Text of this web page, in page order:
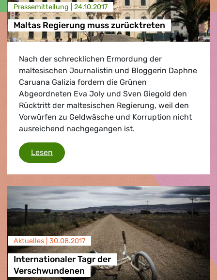
Presse­mitteilung | 24.10.2017
Maltas Regierung muss zurücktreten
Nach der schrecklichen Ermordung der
maltesischen Journalistin und Bloggerin Daphne
Caruana Galizia fordern die Grünen
Abgeordneten Eva Joly und Sven Giegold den
Rücktritt der maltesischen Regierung, weil den
Vorwürfen zu Geldwäsche und Korruption nicht
ausreichend nachgegangen ist.
Lesen Maltas Regierung muss zurücktreten
Aktuelles | 30.08.2017
Internationaler Tagr der
Verschwundenen